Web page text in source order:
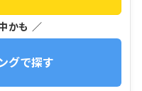
かも ／
グで探す